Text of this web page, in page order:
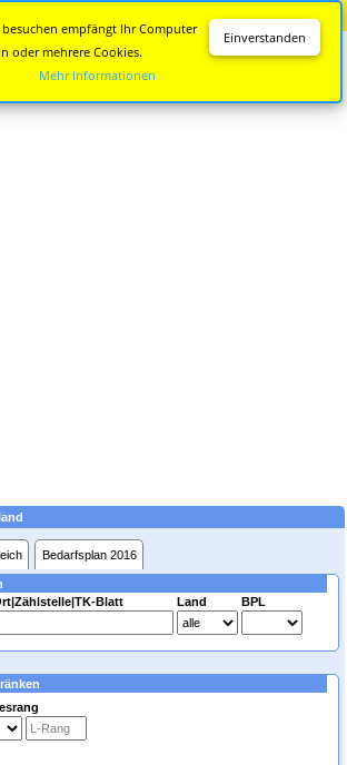
Bedarfsplan 2016
Blatt Land BPL
Einverstanden
besuchen empfängt Ihr Computer
oder mehrere Cookies.
Mehr Informationen